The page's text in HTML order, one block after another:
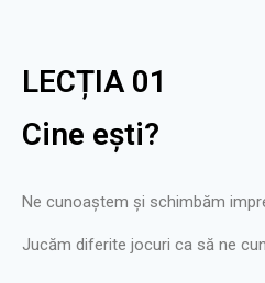
LECȚIA 01
Cine ești?
Ne cunoaștem și schimbăm
Jucăm diferite jocuri ca să ne